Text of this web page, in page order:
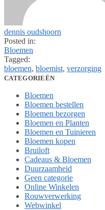
dennis oudshoorn
Posted in:
Bloemen
Tagged:
bloemen, bloemist, verzorging
CATEGORIEËN
Bloemen
Bloemen bestellen
Bloemen bezorgen
Bloemen en Planten
Bloemen en Tuinieren
Bloemen kopen
Bruiloft
Cadeaus & Bloemen
Duurzaamheid
Geen categorie
Online Winkelen
Rouwverwerking
Webwinkel